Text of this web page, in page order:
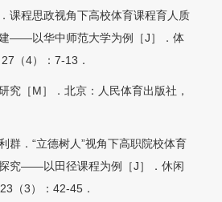
课程思政视角下高校体育课程育人质
——以华中师范大学为例［J］．体
（4）：7-13．
究［M］．北京：人民体育出版社，
群．“立德树人”视角下高职院校体育
究——以田径课程为例［J］．休闲
（3）：42-45．